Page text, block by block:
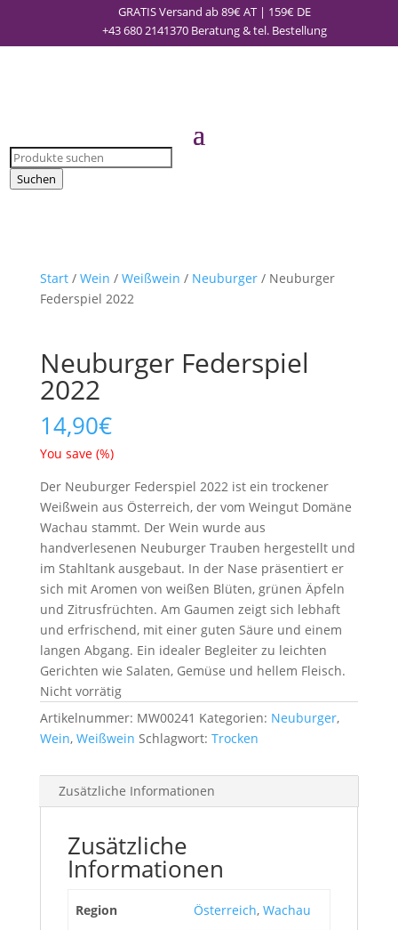
GRATIS Versand ab 89€ AT | 159€ DE
+43 680 2141370 Beratung & tel. Bestellung
Products
search
Suchen
Start/ Wein / Weißwein / Neuburger/ Neuburger
Federspiel 2022
Neuburger Federspiel
2022
14,90€
You save (%)
Der Neuburger Federspiel 2022 ist ein trockener
Weißwein aus Österreich, der vom Weingut Domäne
Wachau stammt. Der Wein wurde aus
handverlesenen Neuburger Trauben hergestellt und
im Stahltank ausgebaut. In der Nase präsentiert er
sich mit Aromen von weißen Blüten, grünen Äpfeln
und Zitrusfrüchten. Am Gaumen zeigt sich lebhaft
und erfrischend, mit einer guten Säure und einem
langen Abgang. Ein idealer Begleiter zu leichten
Gerichten wie Salaten, Gemüse und hellem Fleisch.
Nicht vorrätig
Artikelnummer: MW00241 Kategorien: Neuburger,
Wein, Weißwein Schlagwort: Trocken
Zusätzliche Informationen
Zusätzliche
Informationen
Region Österreich, Wachau